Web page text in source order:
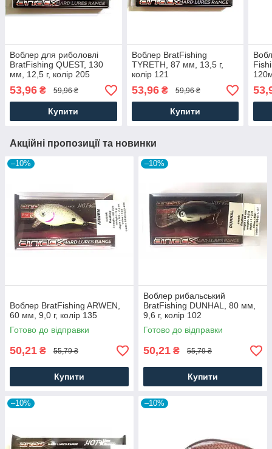
Воблер для риболовлі
BratFishing QUEST, 130
мм, 12,5 г, колір 205
53,96 ₴ 59,96 ₴
Купити
Воблер BratFishing
TYRETH, 87 мм, 13,5 г,
колір 121
53,96₴ 59,96 ₴
Купити
Акційні пропозиції та новинки
–10%
Воблер BratFishing ARWEN,
60 мм, 9,0 г, колір 135
Готово до відправки
50,21 ₴ 55,79 ₴
Купити
–10%
Воблер рибальський
BratFishing DUNHAL, 80 мм,
9,6 г, колір 102
Готово до відправки
50,21 ₴ 55,79 ₴
Купити
–10% –10%